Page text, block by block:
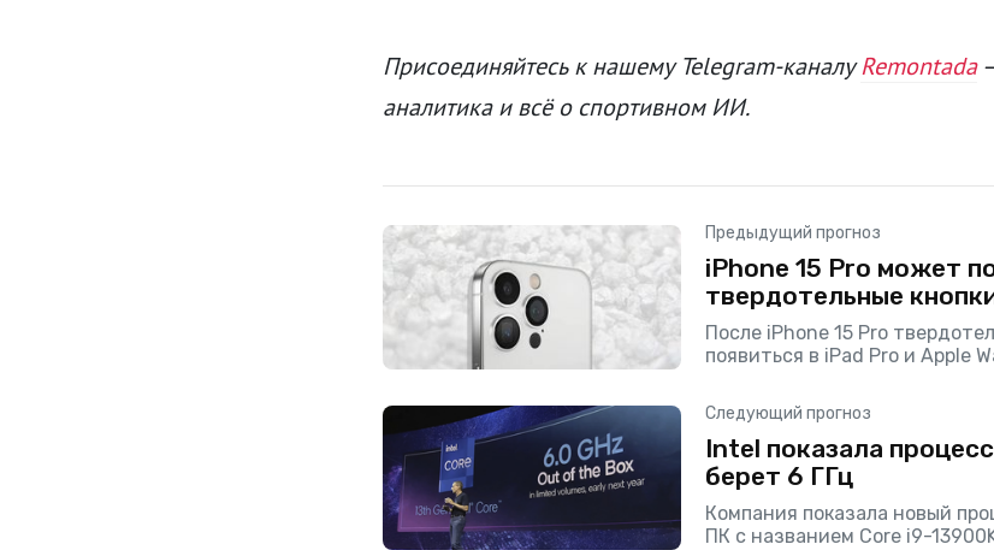
Присоединяйтесь к нашему Telegram-каналуRemontada
аналитика и всё о спортивном ИИ.
Предыдущий прогноз
iPhone 15 Pro может
твердотельные
После iPhone 15 Pro
появиться в iPad Pro и Apple
Следующий прогноз
Intel показала
берет 6 ГГц
Компания показала новый
ПК с названием Core i9-